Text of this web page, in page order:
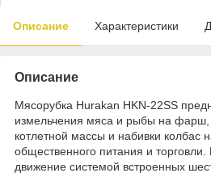
Описание Характеристики
Описание
Мясорубка Hurakan HKN-22SS
измельчения мяса и рыбы на фарш,
котлетной массы и набивки колбас
общественного питания и
движение системой встроенных